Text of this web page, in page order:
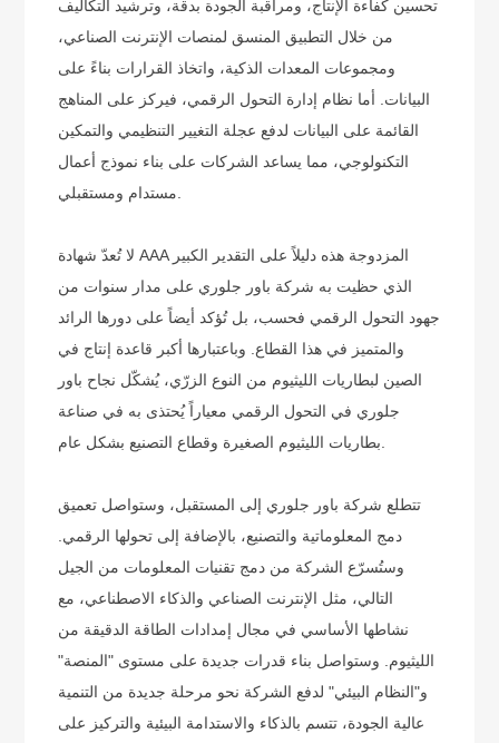
تحسين كفاءة الإنتاج، ومراقبة الجودة بدقة، وترشيد التكاليف
من خلال التطبيق المنسق لمنصات الإنترنت الصناعي،
ومجموعات المعدات الذكية، واتخاذ القرارات بناءً على
البيانات. أما نظام إدارة التحول الرقمي، فيركز على المناهج
القائمة على البيانات لدفع عجلة التغيير التنظيمي والتمكين
التكنولوجي، مما يساعد الشركات على بناء نموذج أعمال
لا تُعدّ شهادة AAA المزدوجة هذه دليلاً على التقدير الكبير
الذي حظيت به شركة باور جلوري على مدار سنوات من
جهود التحول الرقمي فحسب، بل تُؤكد أيضاً على دورها الرائد
والمتميز في هذا القطاع. وباعتبارها أكبر قاعدة إنتاج في
الصين لبطاريات الليثيوم من النوع الزرّي، يُشكّل نجاح باور
جلوري في التحول الرقمي معياراً يُحتذى به في صناعة
تتطلع شركة باور جلوري إلى المستقبل، وستواصل تعميق
دمج المعلوماتية والتصنيع، بالإضافة إلى تحولها الرقمي.
وستُسرّع الشركة من دمج تقنيات المعلومات من الجيل
التالي، مثل الإنترنت الصناعي والذكاء الاصطناعي، مع
نشاطها الأساسي في مجال إمدادات الطاقة الدقيقة من
الليثيوم. وستواصل بناء قدرات جديدة على مستوى "المنصة"
و"النظام البيئي" لدفع الشركة نحو مرحلة جديدة من التنمية
عالية الجودة، تتسم بالذكاء والاستدامة البيئية والتركيز على